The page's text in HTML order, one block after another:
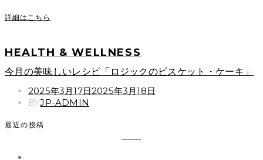
詳細はこちら
HEALTH & WELLNESS
今月の美味しいレシピ「ロジックのビスケット・ケーキ」
POSTED
ON
2025年3月17日2025年3月18日
BYJP-ADMIN
最近の投稿